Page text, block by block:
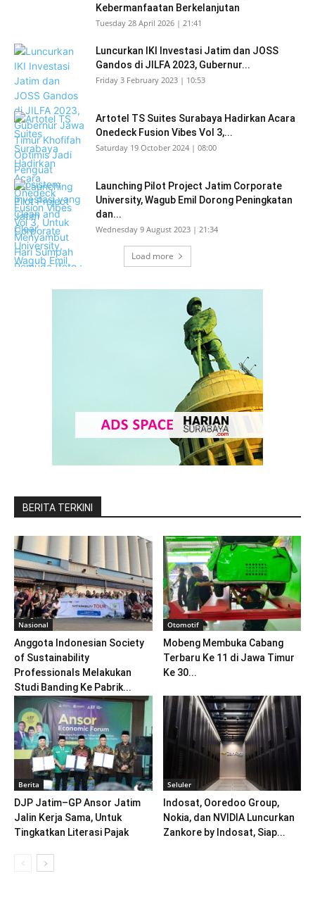
Kebermanfaatan Berkelanjutan
Tuesday 28 April 2026 | 21:41
Luncurkan IKI Investasi Jatim dan JOSS
Gandos di JILFA 2023, Gubernur...
Friday 3 February 2023 | 10:53
Artotel TS Suites Surabaya Hadirkan Acara
Onedeck Fusion Vibes Vol 3,...
Saturday 19 October 2024 | 08:00
Launching Pilot Project Jatim Corporate
University, Wagub Emil Dorong Peningkatan
dan...
Wednesday 9 August 2023 | 21:34
Load more
BERITA TERKINI
Nasional
Anggota Indonesian Society
of Sustainability
Professionals Melakukan
Studi Banding Ke Pabrik...
Otomotif
Mobeng Membuka Cabang
Terbaru Ke 11 di Jawa Timur
Ke 30...
Berita
DJP Jatim–GP Ansor Jatim
Jalin Kerja Sama, Untuk
Tingkatkan Literasi Pajak
Seluler
Indosat, Ooredoo Group,
Nokia, dan NVIDIA Luncurkan
Zankore by Indosat, Siap...